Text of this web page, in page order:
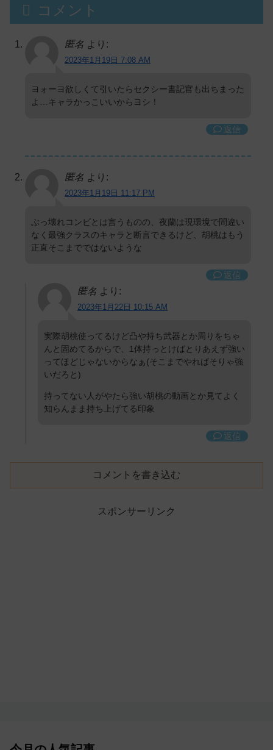
コメント
匿名 より:
2023年1月19日 7:08 AM
ヨォーヨ欲しくて引いたらセクシー書記官も出ちまった
よ…キャラかっこいいからヨシ！
返信
匿名 より:
2023年1月19日 11:17 PM
ぶっ壊れコンビとは言うものの、夜蘭は現環境で間違い
なく最強クラスのキャラと断言できるけど、胡桃はもう
正直そこまでではないような
返信
匿名 より:
2023年1月22日 10:15 AM
実際胡桃使ってるけど凸や持ち武器とか周りをちゃ
んと固めてるからで、1体持っとけばとりあえず強い
ってほどじゃないからなぁ(そこまでやればそりゃ強
いだろと)
持ってない人がやたら強い胡桃の動画とか見てよく
知らんまま持ち上げてる印象
返信
コメントを書き込む
スポンサーリンク